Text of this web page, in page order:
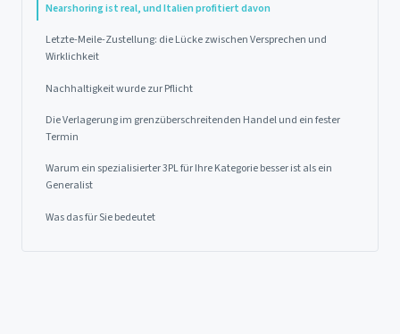
Nearshoring ist real, und Italien profitiert davon
Letzte-Meile-Zustellung: die Lücke zwischen Versprechen und
Wirklichkeit
Nachhaltigkeit wurde zur Pflicht
Die Verlagerung im grenzüberschreitenden Handel und ein fester
Termin
Warum ein spezialisierter 3PL für Ihre Kategorie besser ist als ein
Generalist
Was das für Sie bedeutet